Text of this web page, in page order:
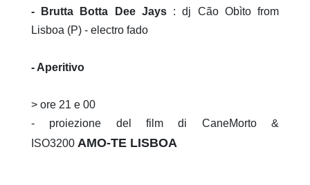
- Brutta Botta Dee Jays: dj Cão Obìto from
Lisboa (P) - electro fado
- Aperitivo
> ore 21 e 00
- proiezione del film di CaneMorto &
ISO3200 AMO-TE LISBOA